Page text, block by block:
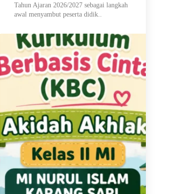
Tahun Ajaran 2026/2027 sebagai langkah
awal menyambut peserta didik..